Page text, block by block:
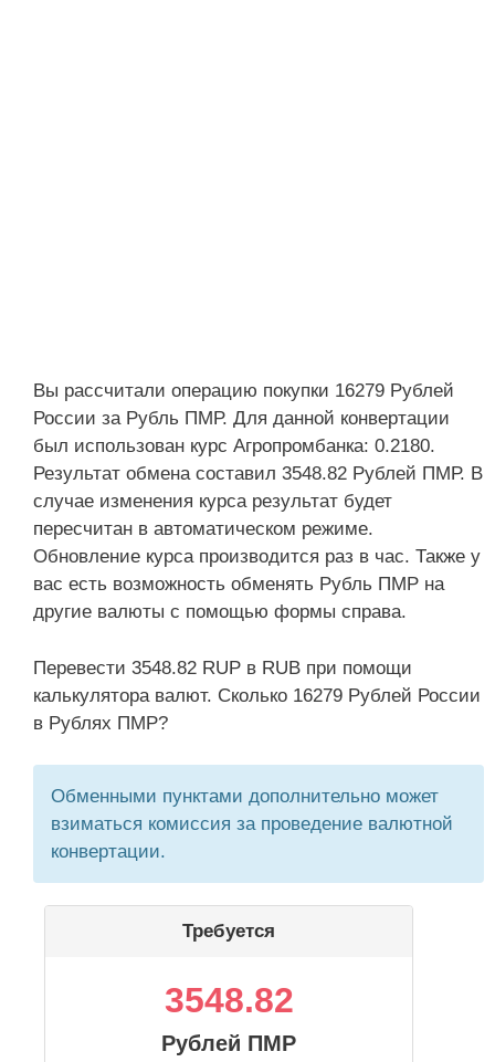
Вы рассчитали операцию покупки 16279 Рублей
России за Рубль ПМР. Для данной конвертации
был использован курс Агропромбанка: 0.2180.
Результат обмена составил 3548.82 Рублей ПМР. В
случае изменения курса результат будет
пересчитан в автоматическом режиме.
Обновление курса производится раз в час. Также у
вас есть возможность обменять Рубль ПМР на
другие валюты с помощью формы справа.
Перевести 3548.82 RUP в RUB при помощи
калькулятора валют. Сколько 16279 Рублей России
в Рублях ПМР?
Обменными пунктами дополнительно может
взиматься комиссия за проведение валютной
конвертации.
Требуется
3548.82
Рублей ПМР